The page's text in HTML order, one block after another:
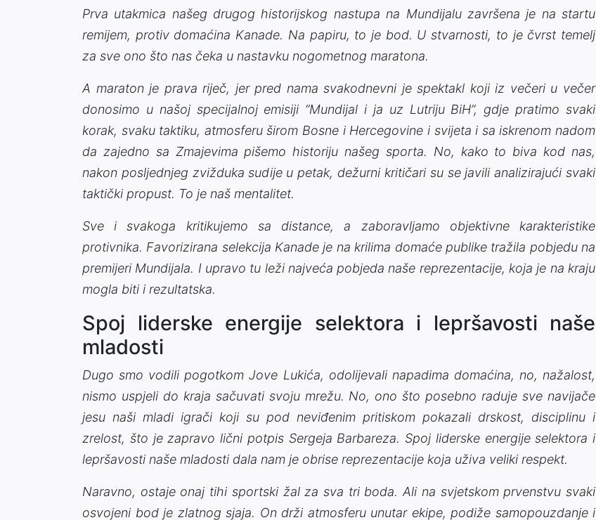
Prva utakmica našeg drugog historijskog nastupa na Mundijalu završena je na startu
remijem, protiv domaćina Kanade. Na papiru, to je bod. U stvarnosti, to je čvrst temelj
za sve ono što nas čeka u nastavku nogometnog maratona.
A maraton je prava riječ, jer pred nama svakodnevni je spektakl koji iz večeri u večer
donosimo u našoj specijalnoj emisiji “Mundijal i ja uz Lutriju BiH”, gdje pratimo svaki
korak, svaku taktiku, atmosferu širom Bosne i Hercegovine i svijeta i sa iskrenom nadom
da zajedno sa Zmajevima pišemo historiju našeg sporta. No, kako to biva kod nas,
nakon posljednjeg zvižduka sudije u petak, dežurni kritičari su se javili analizirajući svaki
taktički propust. To je naš mentalitet.
Sve i svakoga kritikujemo sa distance, a zaboravljamo objektivne karakteristike
protivnika. Favorizirana selekcija Kanade je na krilima domaće publike tražila pobjedu na
premijeri Mundijala. I upravo tu leži najveća pobjeda naše reprezentacije, koja je na kraju
mogla biti i rezultatska.
Spoj liderske energije selektora i lepršavosti naše
mladosti
Dugo smo vodili pogotkom Jove Lukića, odolijevali napadima domaćina, no, nažalost,
nismo uspjeli do kraja sačuvati svoju mrežu. No, ono što posebno raduje sve navijače
jesu naši mladi igrači koji su pod neviđenim pritiskom pokazali drskost, disciplinu i
zrelost, što je zapravo lični potpis Sergeja Barbareza. Spoj liderske energije selektora i
lepršavosti naše mladosti dala nam je obrise reprezentacije koja uživa veliki respekt.
Naravno, ostaje onaj tihi sportski žal za sva tri boda. Ali na svjetskom prvenstvu svaki
osvojeni bod je zlatnog sjaja. On drži atmosferu unutar ekipe, podiže samopouzdanje i